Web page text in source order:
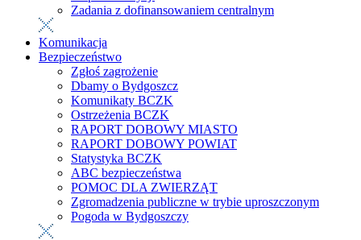
Zadania z dofinansowaniem centralnym
Komunikacja
Bezpieczeństwo
Zgłoś zagrożenie
Dbamy o Bydgoszcz
Komunikaty BCZK
Ostrzeżenia BCZK
RAPORT DOBOWY MIASTO
RAPORT DOBOWY POWIAT
Statystyka BCZK
ABC bezpieczeństwa
POMOC DLA ZWIERZĄT
Zgromadzenia publiczne w trybie uproszczonym
Pogoda w Bydgoszczy